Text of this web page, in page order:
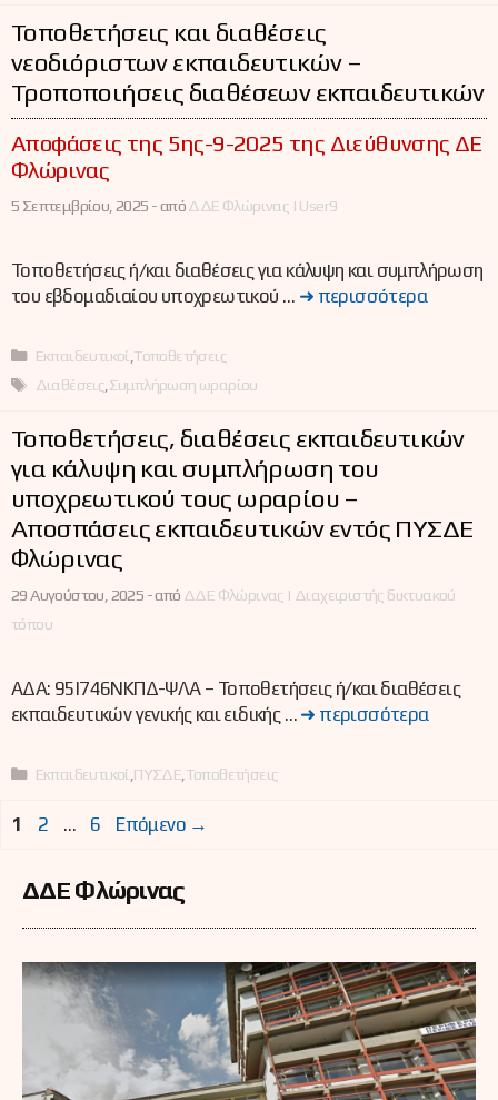
Τοποθετήσεις και διαθέσεις
νεοδιόριστων εκπαιδευτικών –
Τροποποιήσεις διαθέσεων εκπαιδευτικών
Αποφάσεις της 5ης-9-2025 της Διεύθυνσης ΔΕ
Φλώρινας
5 Σεπτεμβρίου, 2025 -απόΔΔΕ Φλώρινας | User9
Τοποθετήσεις ή/και διαθέσεις για κάλυψη και συμπλήρωση
του εβδομαδιαίου υποχρεωτικού … ➜ περισσότερα
Κατηγορίες
Εκπαιδευτικοί Τοποθετήσεις
Ετικέτες
Διαθέσεις Συμπλήρωση ωραρίου
Τοποθετήσεις, διαθέσεις εκπαιδευτικών
για κάλυψη και συμπλήρωση του
υποχρεωτικού τους ωραρίου –
Αποσπάσεις εκπαιδευτικών εντός ΠΥΣΔΕ
Φλώρινας
29 Αυγούστου, 2025 -από ΔΔΕ Φλώρινας | Διαχειριστής δικτυακού
τόπου
ΑΔΑ: 95Ι746ΝΚΠΔ-ΨΛΑ – Τοποθετήσεις ή/και διαθέσεις
εκπαιδευτικών γενικής και ειδικής … ➜ περισσότερα
Κατηγορίες
Εκπαιδευτικοί ΠΥΣΔΕ Τοποθετήσεις
Σελίδα
1 Σελίδα
2 … Σελίδα
6 Επόμενο →
ΔΔΕ Φλώρινας